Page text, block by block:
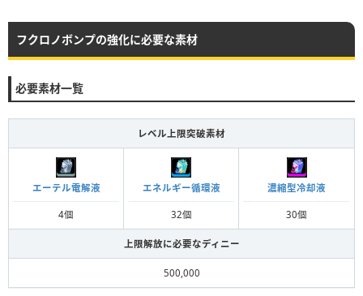
フクロノボンプの強化に必要な素材
必要素材一覧
レベル上限突破素材
エーテル電解液
4個
エネルギー循環液
32個
濃縮型冷却液
30個
上限解放に必要なディニー
500,000